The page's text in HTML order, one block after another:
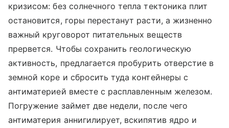
кризисом: без солнечного тепла тектоника плит
остановится, горы перестанут расти, а жизненно
важный круговорот питательных веществ
прервется. Чтобы сохранить геологическую
активность, предлагается пробурить отверстие в
земной коре и сбросить туда контейнеры с
антиматерией вместе с расплавленным железом.
Погружение займет две недели, после чего
антиматерия аннигилирует, вскипятив ядро и